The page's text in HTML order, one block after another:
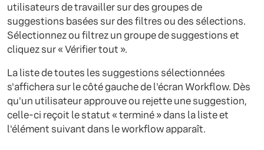
utilisateurs de travailler sur des groupes de
suggestions basées sur des filtres ou des sélections.
Sélectionnez ou filtrez un groupe de suggestions et
cliquez sur « Vérifier tout ».
La liste de toutes les suggestions sélectionnées
s'affichera sur le côté gauche de l'écran Workflow. Dès
qu'un utilisateur approuve ou rejette une suggestion,
celle-ci reçoit le statut « terminé » dans la liste et
l'élément suivant dans le workflow apparaît.